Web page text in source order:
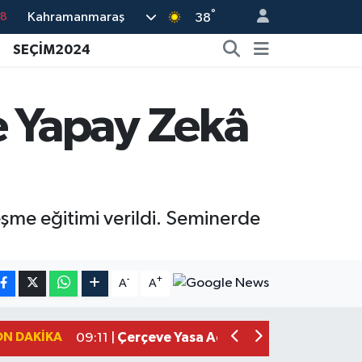
Kahramanmaraş 38°
SEÇİM2024
Yapay Zekâ
eğitimi verildi. Seminerde
A- A+
DAKIKA
15:00 |
Kahramanmaraş'ta Kayıp Çocuk
12:28 |
Kahramanmaraş'ta Zakkum Rüzgârı!
09:11 | Çerçeve Yasa Adalet
Kahramanmaraş'taki Okul Saldırısı